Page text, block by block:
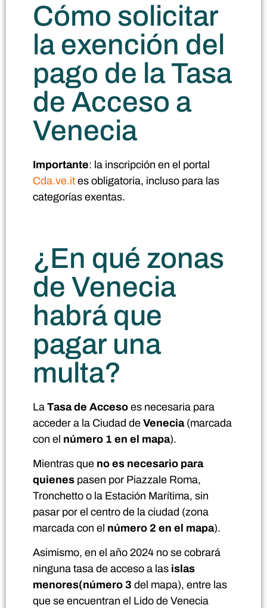
Cómo solicitar
la exención del
pago de la Tasa
de Acceso a
Venecia
Importante: la inscripción en el portal
Cda.ve.it es obligatoria, incluso para las
categorías exentas.
¿En qué zonas
de Venecia
habrá que
pagar una
multa?
La Tasa de Acceso es necesaria para
acceder a la Ciudad de Venecia(marcada
con el número 1 en el mapa).
Mientras que no es necesario para
quienes pasen por Piazzale Roma,
Tronchetto o la Estación Marítima, sin
pasar por el centro de la ciudad (zona
marcada con el número 2 en el mapa).
Asimismo, en el año 2024 no se cobrará
ninguna tasa de acceso a las islas
menores(número 3 del mapa), entre las
que se encuentran el Lido de Venecia